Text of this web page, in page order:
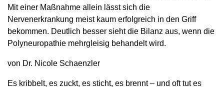
Mit einer Maßnahme allein lässt sich die
Nervenerkrankung meist kaum erfolgreich in den Griff
bekommen. Deutlich besser sieht die Bilanz aus, wenn die
Polyneuropathie mehrgleisig behandelt wird.
von Dr. Nicole Schaenzler
Es kribbelt, es zuckt, es sticht, es brennt – und oft tut es